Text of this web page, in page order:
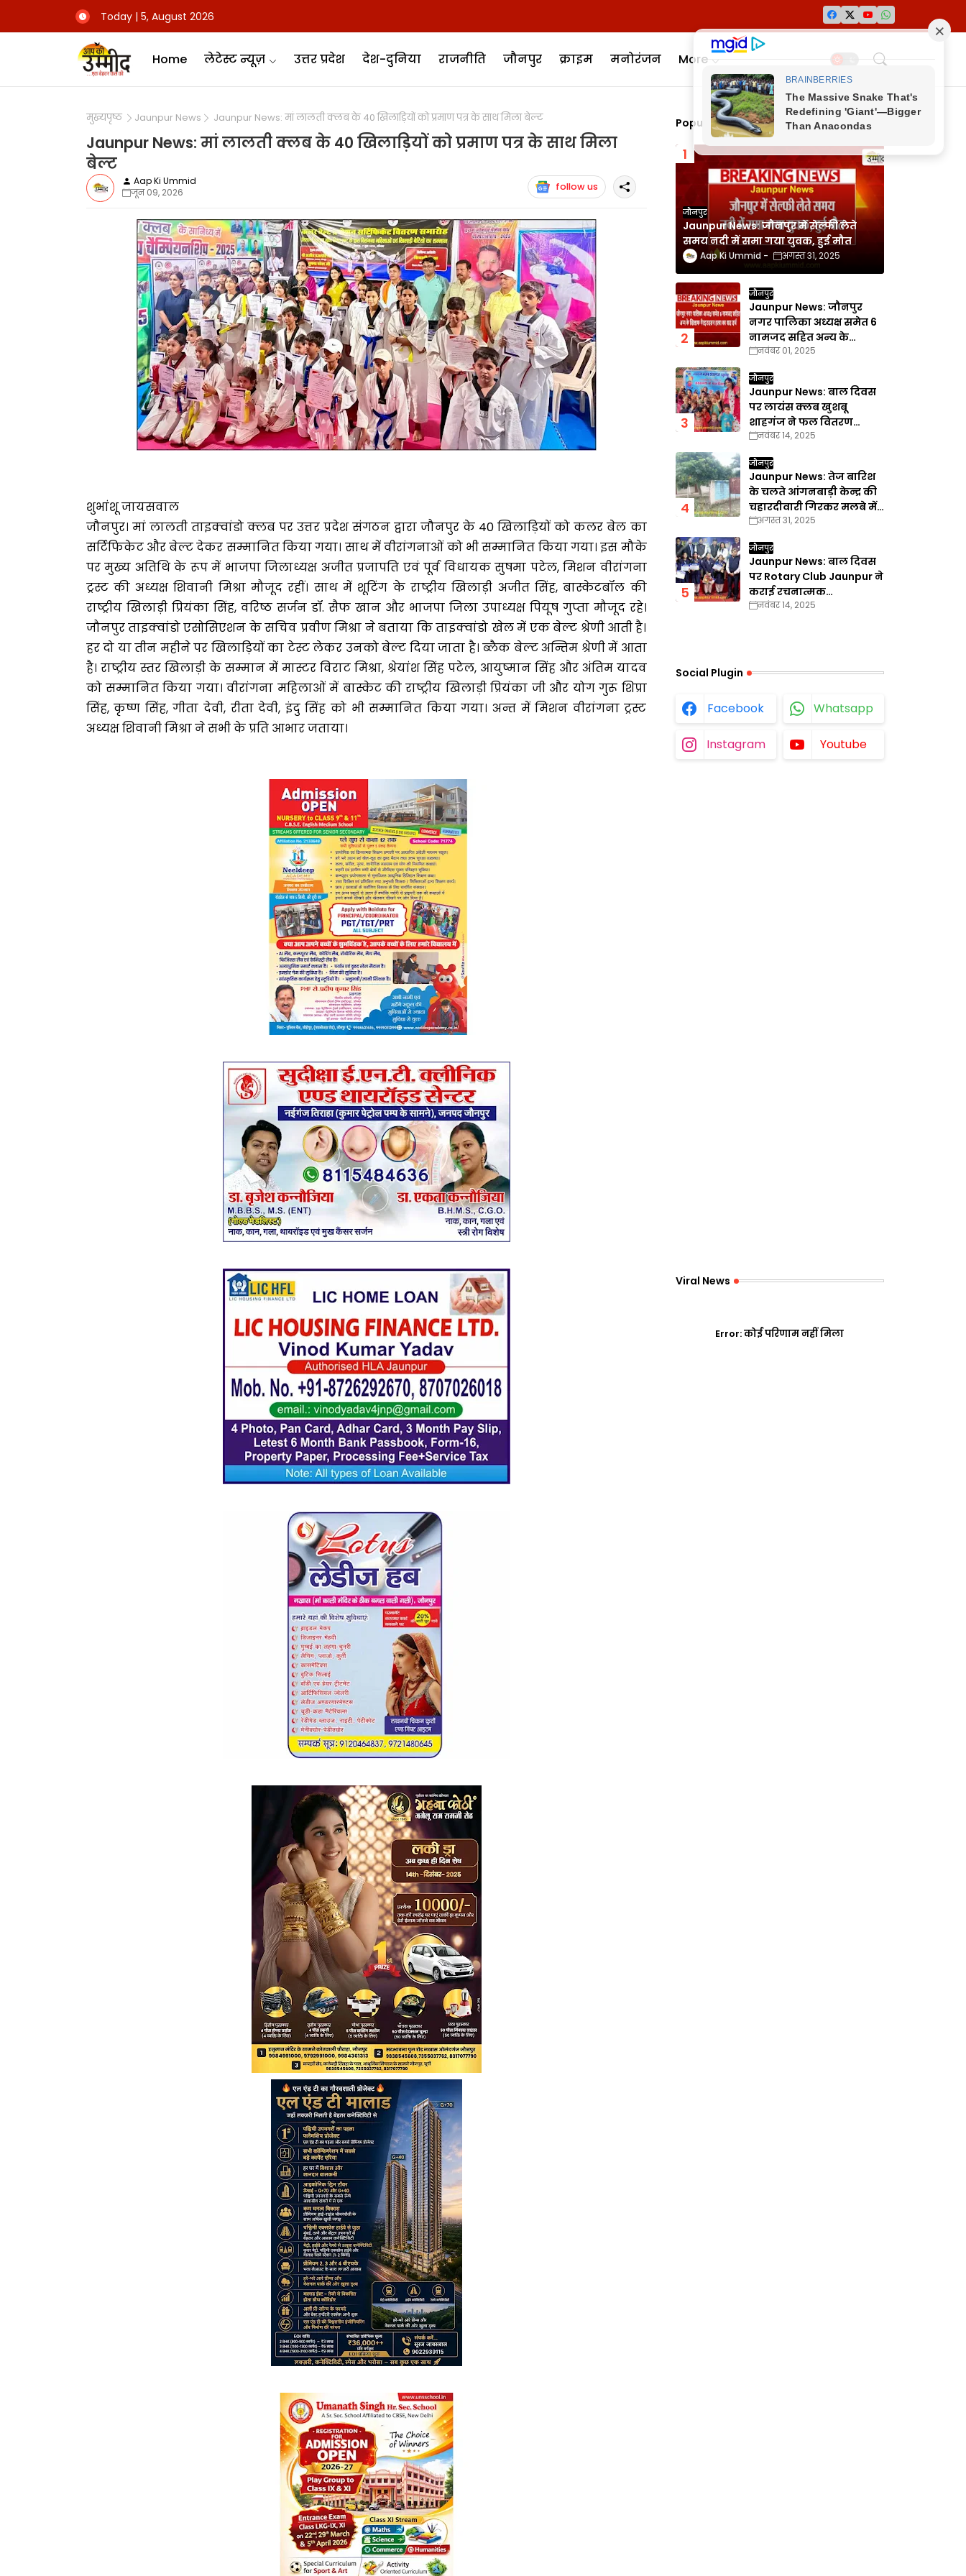
Today | 5, August 2026
Home लेटेस्ट न्यूज़ उत्तर प्रदेश देश-दुनिया राजनीति जौनपुर क्राइम मनोरंजन More
मुख्यपृष्ठ Jaunpur News Jaunpur News: मां लालती क्लब के 40 खिलाड़ियों को प्रमाण पत्र के साथ मिला बेल्ट
Jaunpur News: मां लालती क्लब के 40 खिलाड़ियों को प्रमाण पत्र के साथ मिला
बेल्ट
Aap Ki Ummid
जून 09, 2026
follow us
शुभांशू जायसवाल
जौनपुर। मां लालती ताइक्वांडो क्लब पर उत्तर प्रदेश संगठन द्वारा जौनपुर के 40 खिलाड़ियों को कलर बेल का
सर्टिफिकेट और बेल्ट देकर सम्मानित किया गया। साथ में वीरांगनाओं को भी सम्मानित किया गया। इस मौके
पर मुख्य अतिथि के रूप में भाजपा जिलाध्यक्ष अजीत प्रजापति एवं पूर्व विधायक सुषमा पटेल, मिशन वीरांगना
ट्रस्ट की अध्यक्ष शिवानी मिश्रा मौजूद रहीं। साथ में शूटिंग के राष्ट्रीय खिलाड़ी अजीत सिंह, बास्केटबॉल की
राष्ट्रीय खिलाड़ी प्रियंका सिंह, वरिष्ठ सर्जन डॉ. सैफ खान और भाजपा जिला उपाध्यक्ष पियूष गुप्ता मौजूद रहे।
जौनपुर ताइक्वांडो एसोसिएशन के सचिव प्रवीण मिश्रा ने बताया कि ताइक्वांडो खेल में एक बेल्ट श्रेणी आती है।
हर दो या तीन महीने पर खिलाड़ियों का टेस्ट लेकर उनको बेल्ट दिया जाता है। ब्लैक बेल्ट अन्तिम श्रेणी में आता
है। राष्ट्रीय स्तर खिलाड़ी के सम्मान में मास्टर विराट मिश्रा, श्रेयांश सिंह पटेल, आयुष्मान सिंह और अंतिम यादव
को सम्मानित किया गया। वीरांगना महिलाओं में बास्केट की राष्ट्रीय खिलाड़ी प्रियंका जी और योग गुरू शिप्रा
सिंह, कृष्ण सिंह, गीता देवी, रीता देवी, इंदु सिंह को भी सम्मानित किया गया। अन्त में मिशन वीरांगना ट्रस्ट
अध्यक्ष शिवानी मिश्रा ने सभी के प्रति आभार जताया।
Popular Posts
जौनपुर
Jaunpur News: जौनपुर में सेल्फी लेते
समय नदी में समा गया युवक, हुई मौत
Aap Ki Ummid अगस्त 31, 2025
जौनपुर
Jaunpur News: जौनपुर
नगर पालिका अध्यक्ष समेत 6
नामजद सहित अन्य के
खिलाफ गैरइरादतन हत्या का
नवंबर 01, 2025
जौनपुर
Jaunpur News: बाल दिवस
पर लायंस क्लब खुशबू
शाहगंज ने फल वितरण
कार्यक्रम का किया आयोजन
नवंबर 14, 2025
जौनपुर
Jaunpur News: तेज बारिश
के चलते आंगनबाड़ी केन्द्र की
चहारदीवारी गिरकर मलबे में
तब्दील
अगस्त 31, 2025
जौनपुर
Jaunpur News: बाल दिवस
पर Rotary Club Jaunpur ने
कराई रचनात्मक
प्रतियोगिताएँ
नवंबर 14, 2025
Social Plugin
Facebook Whatsapp
Instagram Youtube
Viral News
Error:कोई परिणाम नहीं मिला